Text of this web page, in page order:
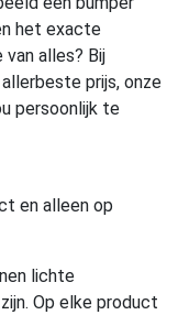
het exacte
alles? Bij
prijs, onze
persoonlijk te
en alleen op
lichte
Op elke product